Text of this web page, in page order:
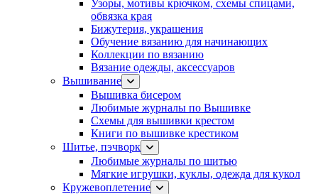
Узоры, мотивы крючком, схемы спицами,
обвязка края
Бижутерия, украшения
Обучение вязанию для начинающих
Коллекции по вязанию
Вязание одежды, аксессуаров
Вышивание
Вышивка бисером
Любимые журналы по Вышивке
Схемы для вышивки крестом
Книги по вышивке крестиком
Шитье, пэчворк
Любимые журналы по шитью
Мягкие игрушки, куклы, одежда для кукол
Кружевоплетение